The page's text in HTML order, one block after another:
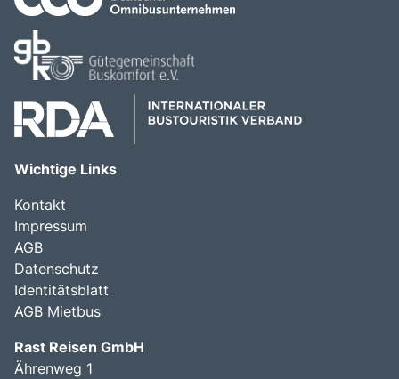
Wichtige Links
Kontakt
Impressum
AGB
Datenschutz
Identitätsblatt
AGB Mietbus
Rast Reisen GmbH
Ährenweg 1